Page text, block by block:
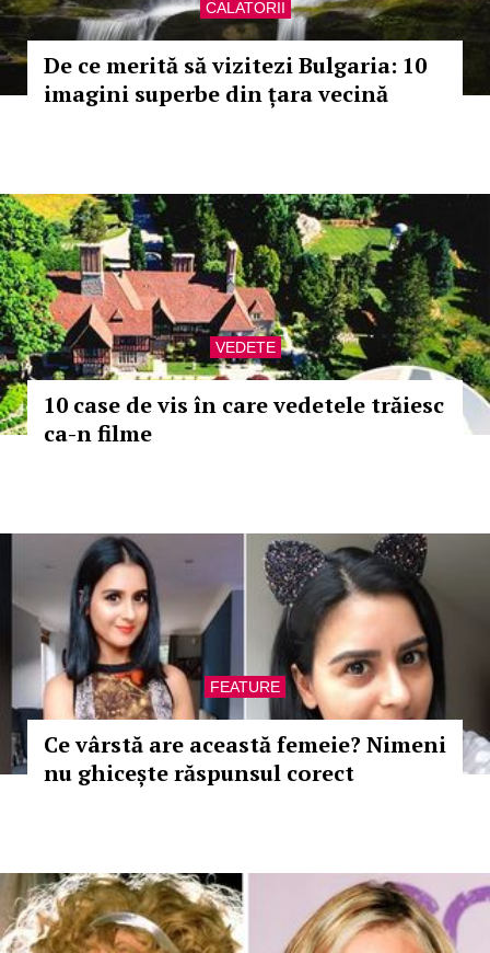
CALATORII
De ce merită să vizitezi Bulgaria: 10
imagini superbe din țara vecină
VEDETE
10 case de vis în care vedetele trăiesc
ca-n filme
FEATURE
Ce vârstă are această femeie? Nimeni
nu ghicește răspunsul corect